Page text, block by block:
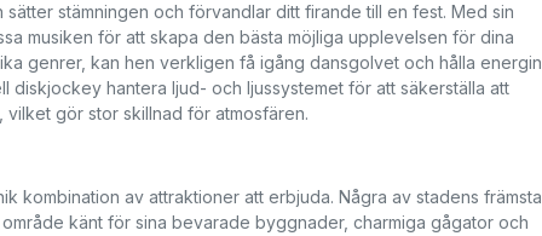
stämningen och förvandlar ditt firande till en fest. Med sin
musiken för att skapa den bästa möjliga upplevelsen för dina
genrer, kan hen verkligen få igång dansgolvet och hålla energin
hantera ljud- och ljussystemet för att säkerställa att
gör stor skillnad för atmosfären.
kombination av attraktioner att erbjuda. Några av stadens främsta
område känt för sina bevarade byggnader, charmiga gågator och